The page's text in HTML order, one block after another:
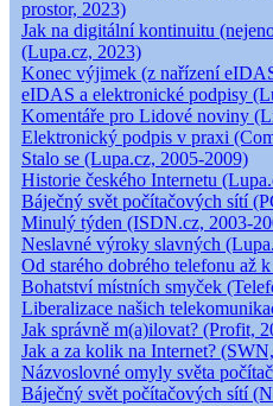
prostor, 2023)
Jak na digitální kontinuitu
(Lupa.cz, 2023)
Konec výjimek (z nařízení
eIDAS a elektronické podpisy
Komentáře pro Lidové noviny
Elektronický podpis v praxi
Stalo se (Lupa.cz, 2005-2009)
Historie českého Internetu
Báječný svět počítačových sítí
Minulý týden (ISDN.cz, 2003-
Neslavné výroky slavných
Od starého dobrého telefonu až
Bohatství místních smyček
Liberalizace našich
Jak správně m(a)ilovat? (Profit,
Jak a za kolik na Internet?
Názvoslovné omyly světa
Báječný svět počítačových sítí